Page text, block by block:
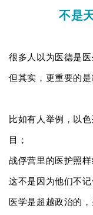
不是
很多人以为医德是医
但其实，更重要的
比如有人举例，以
目；
战俘营里的医护照样
这不是因为他们不
医学是超越政治的，